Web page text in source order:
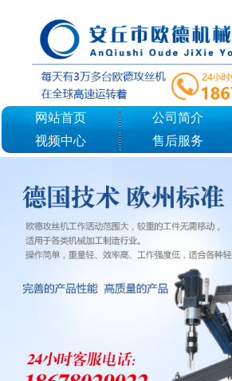
网站首页 公司简介
视频中心
售后服务